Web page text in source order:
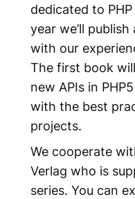
dedicated to
year we’ll
with our
The first book
new APIs in
with the best
projects.
We cooperate
Verlag who is
series. You can